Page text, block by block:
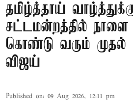
தமிழ்த்தாய்
சட்டமன்றத்தில் நாளை
கொண்டு வரும் முதல்
விஜய்
Published on: 09 Aug 2026, 12:11 pm